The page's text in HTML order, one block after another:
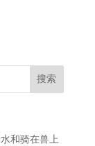
和骑在兽上